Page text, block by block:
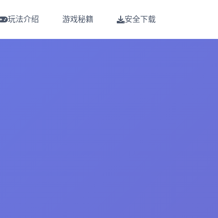
玩法介绍 游戏秘籍 安全下载